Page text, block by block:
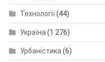
Технології(44)
Україна (1 276)
Урбаністика (6)